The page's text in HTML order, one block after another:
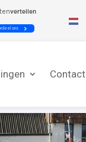
Contact